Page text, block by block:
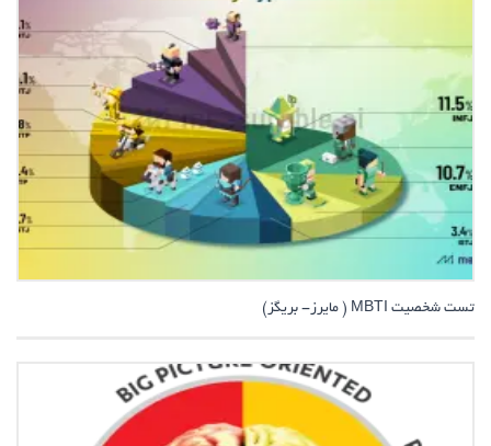
تست شخصیت MBTI ( مایرز- بریگز)